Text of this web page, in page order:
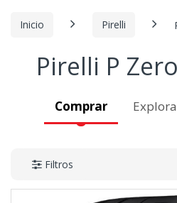
Inicio Pirelli
Pirelli P
Comprar
Filtros